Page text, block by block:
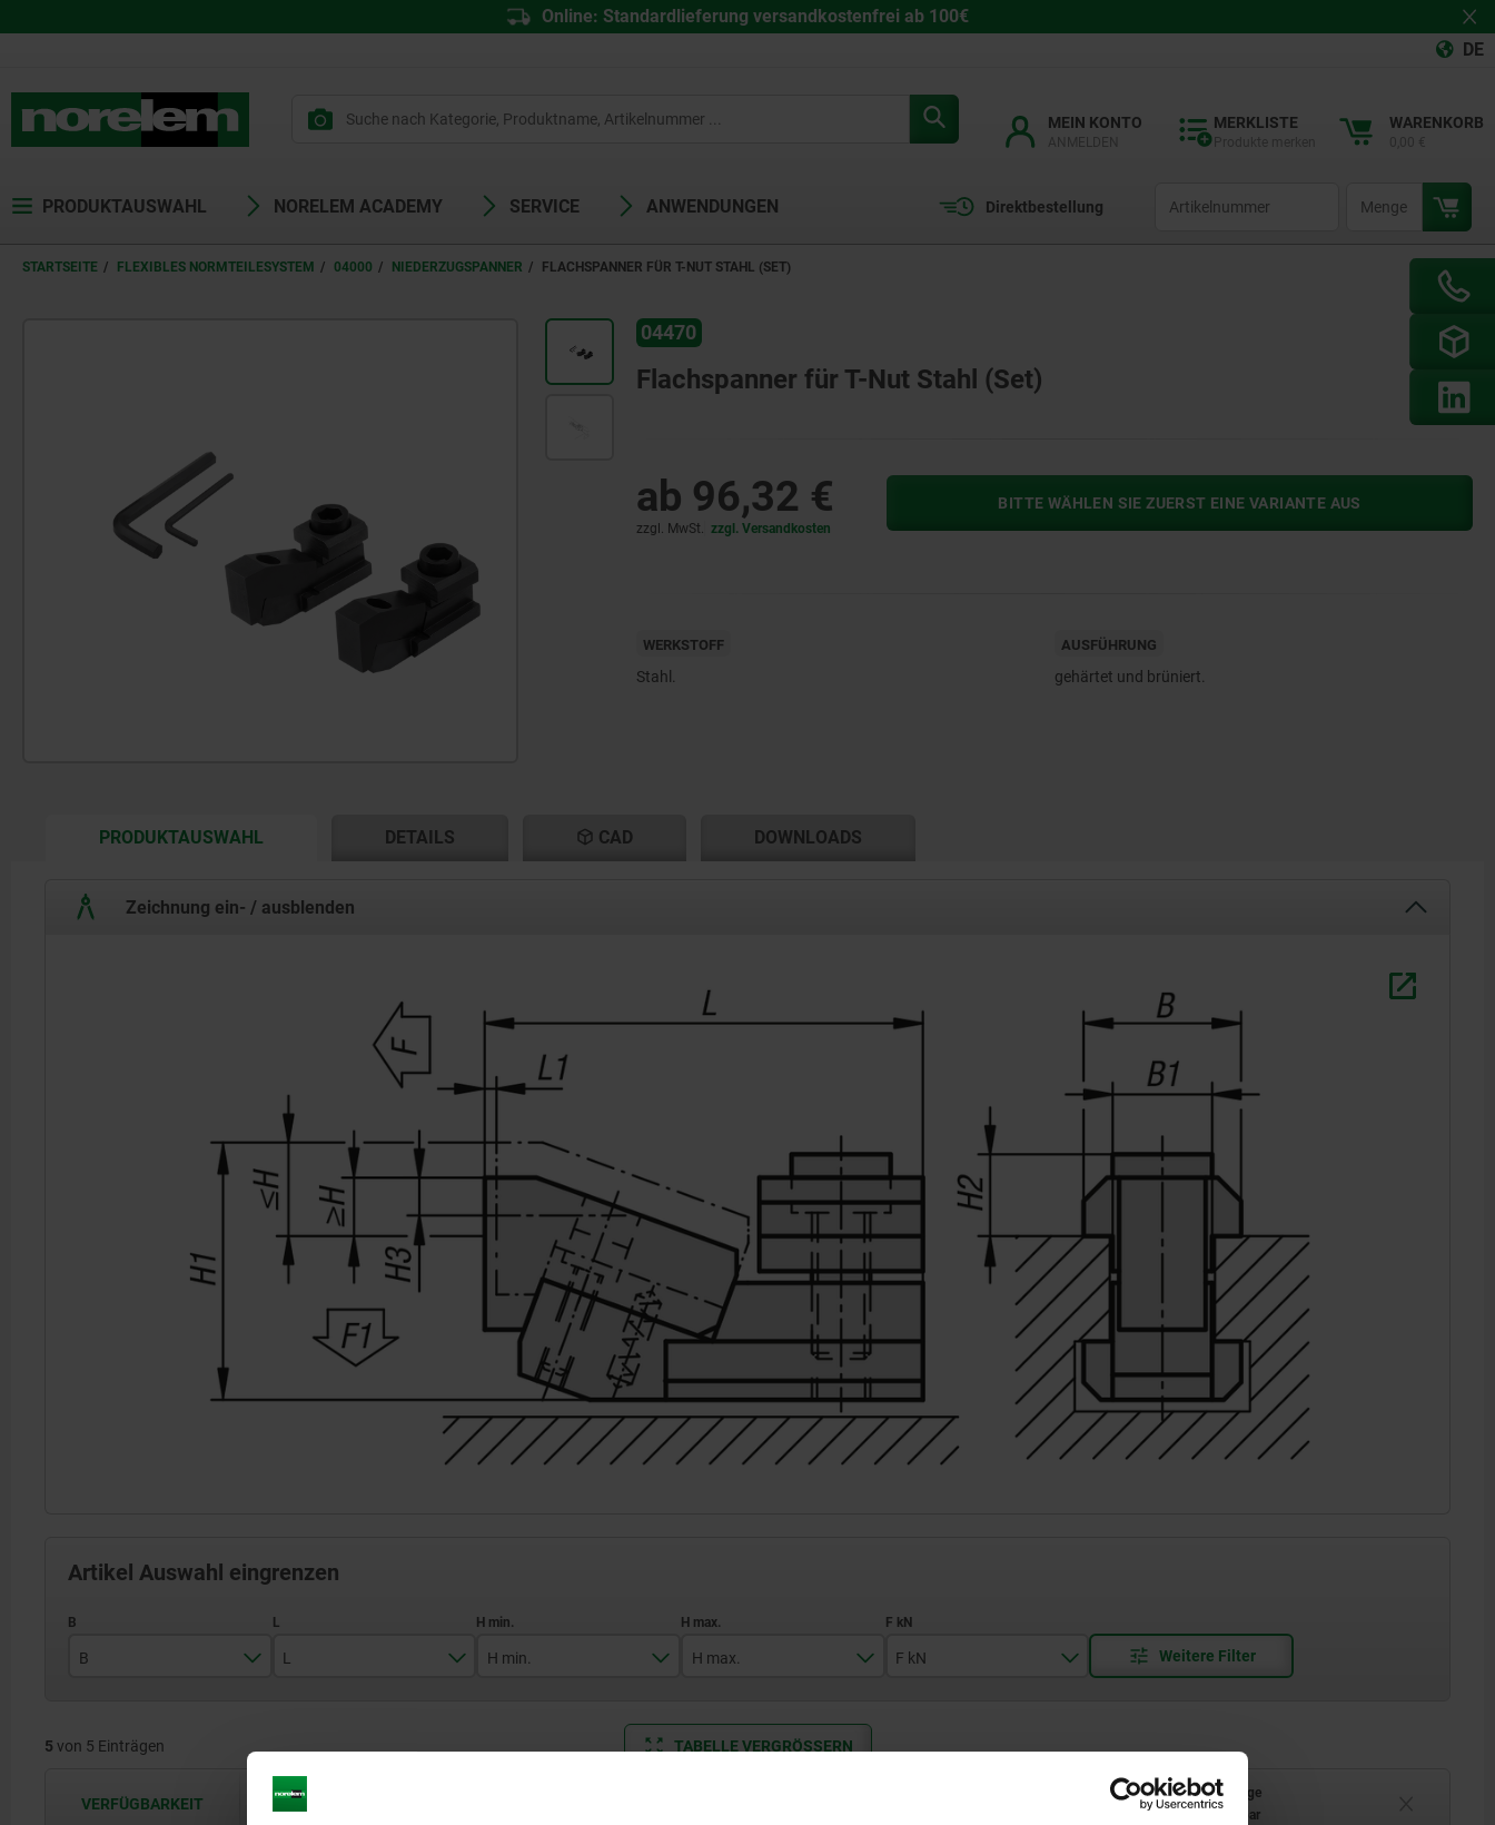
Online: Standardlieferung versandkostenfrei ab 100€
DE
MEIN KONTO MERKLISTE WARENKORB
PRODUKTAUSWAHL NORELEM ACADEMY SERVICE ANWENDUNGEN Direktbestellung
STARTSEITE FLEXIBLES NORMTEILESYSTEM 04000 NIEDERZUGSPANNER FLACHSPANNER FÜR T-NUT STAHL (SET)
04470
Flachspanner für T-Nut Stahl (Set)
ab 96,32 €
zzgl. MwSt. zzgl. Versandkosten
BITTE WÄHLEN SIE ZUERST EINE VARIANTE AUS
WERKSTOFF
Stahl.
AUSFÜHRUNG
gehärtet und brüniert.
PRODUKTAUSWAHL DETAILS CAD DOWNLOADS
Zeichnung ein- / ausblenden
Artikel Auswahl eingrenzen
B
22
L H min. H max.
16
F kN
5 von 5 Einträgen TABELLE VERGRÖSSERN
VERFÜGBARKEIT
Lieferzeit auf Anfrage
Derzeit nicht lieferbar